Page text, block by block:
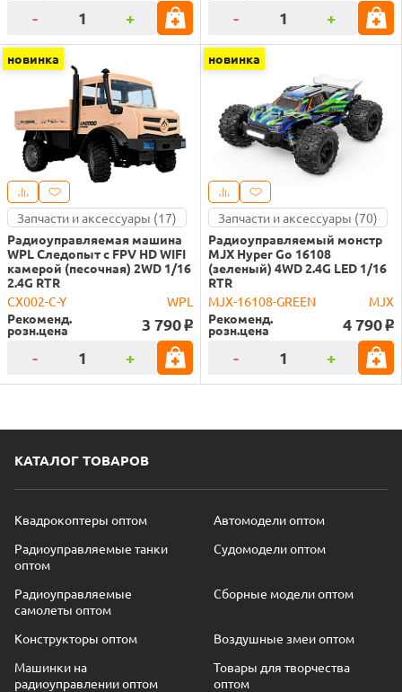
- + - +
новинка
Запчасти и аксессуары (17)
Радиоуправляемая машина
WPL Следопыт с FPV HD WIFI
камерой (песочная) 2WD 1/16
2.4G RTR
CX002-C-Y
WPL
Рекоменд.
розн.цена 3 790 o
- +
новинка
Запчасти и аксессуары (70)
Радиоуправляемый монстр
MJX Hyper Go 16108
(зеленый) 4WD 2.4G LED 1/16
RTR
MJX-16108-GREEN
MJX
Рекоменд.
розн.цена 4 790 o
- +
КАТАЛОГ ТОВАРОВ
Квадрокоптеры оптом
Автомодели оптом
Радиоуправляемые танки
оптом
Судомодели оптом
Радиоуправляемые
самолеты оптом
Сборные модели оптом
Конструкторы оптом
Воздушные змеи оптом
Машинки на
радиоуправлении оптом
Товары для творчества
оптом